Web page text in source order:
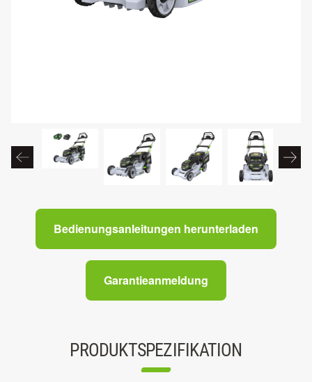
Bedienungsanleitungen herunterladen
Garantieanmeldung
PRODUKTSPEZIFIKATION